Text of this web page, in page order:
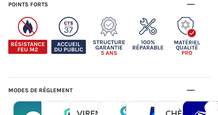
POINTS FORTS
MODES DE RÈGLEMENT